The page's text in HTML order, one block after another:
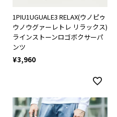
1PIU1UGUALE3 RELAX(ウノピゥ
ウノウグァーレトレ リラックス)
ラインストーンロゴボクサーパ
ンツ
¥3,960